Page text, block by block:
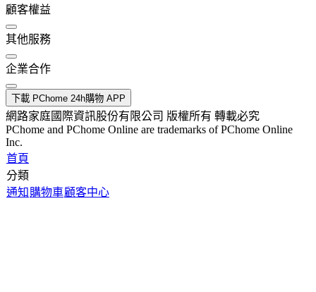
顧客權益
其他服務
企業合作
下載 PChome 24h購物 APP
網路家庭國際資訊股份有限公司 版權所有 轉載必究
PChome and PChome Online are trademarks of PChome Online
Inc.
首頁
分類
通知 購物車顧客中心